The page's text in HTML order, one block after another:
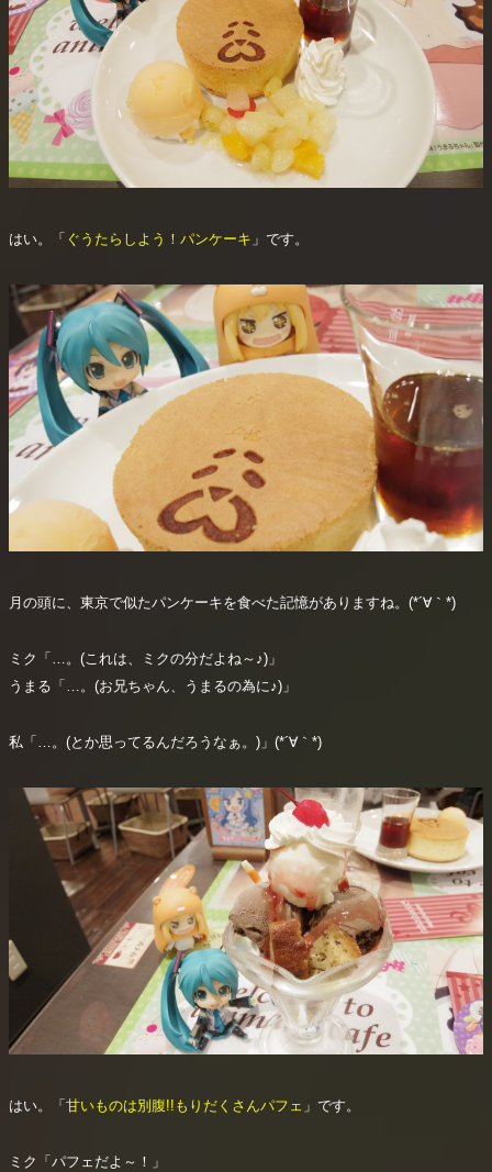
はい。「 ぐうたらしよう！パンケーキ 」です。
月の頭に、東京で似たパンケーキを食べた記憶がありますね。(*´∀｀*)
ミク「…。(これは、ミクの分だよね～♪)」
うまる「…。(お兄ちゃん、うまるの為に♪)」
私「…。(とか思ってるんだろうなぁ。)」(*´∀｀*)
はい。「 甘いものは別腹!!もりだくさんパフェ 」です。
ミク「パフェだよ～！」